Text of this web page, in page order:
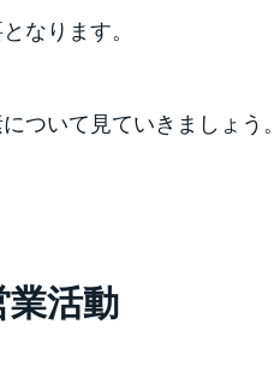
なります。
ついて見ていきましょう。
業活動